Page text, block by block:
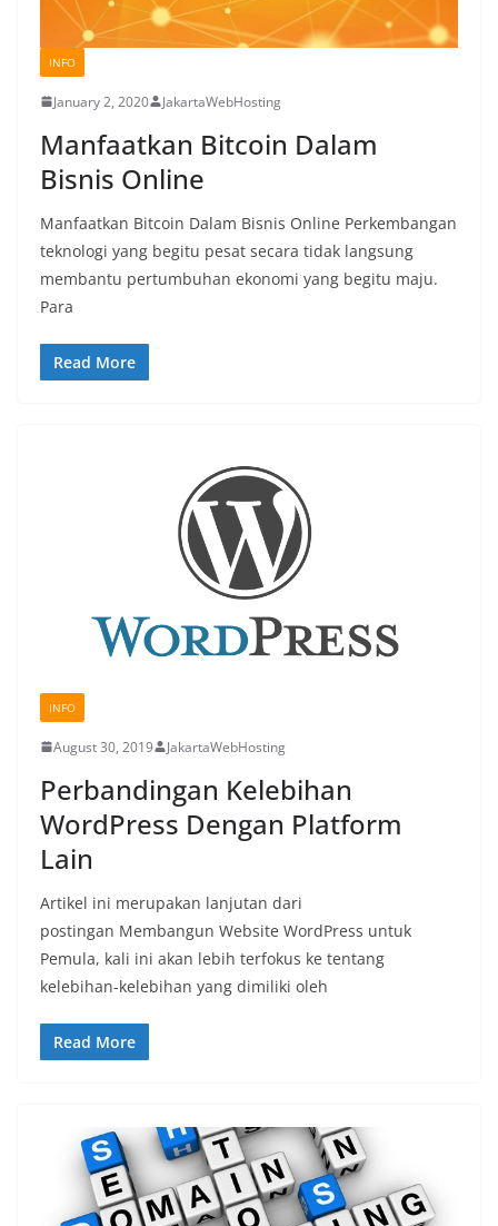
INFO
January 2, 2020 JakartaWebHosting
Manfaatkan Bitcoin Dalam
Bisnis Online
Manfaatkan Bitcoin Dalam Bisnis Online Perkembangan
teknologi yang begitu pesat secara tidak langsung
membantu pertumbuhan ekonomi yang begitu maju.
Para
Read More
INFO
August 30, 2019 JakartaWebHosting
Perbandingan Kelebihan
WordPress Dengan Platform
Lain
Artikel ini merupakan lanjutan dari
postingan Membangun Website WordPress untuk
Pemula, kali ini akan lebih terfokus ke tentang
kelebihan-kelebihan yang dimiliki oleh
Read More